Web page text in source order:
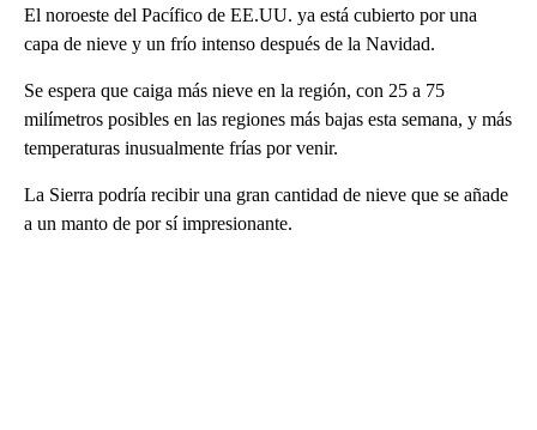
El noroeste del Pacífico de EE.UU. ya está cubierto por una
capa de nieve y un frío intenso después de la Navidad.
Se espera que caiga más nieve en la región, con 25 a 75
milímetros posibles en las regiones más bajas esta semana, y más
temperaturas inusualmente frías por venir.
La Sierra podría recibir una gran cantidad de nieve que se añade
a un manto de por sí impresionante.